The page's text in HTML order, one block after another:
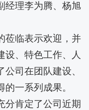
经理李为腾、杨旭
莅临表示欢迎，并
设、特色工作、人
司在团队建设、
一系列成果。
分肯定了公司近期